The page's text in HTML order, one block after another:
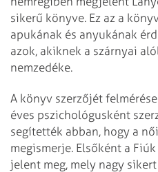
sikerű könyve. Ez az a
apukának és anyukának
azok, akiknek a szárnyai
nemzedéke.
A könyv szerzőjét
éves pszichológusként
segítették abban, hogy a
megismerje. Elsőként a
jelent meg, mely nagy